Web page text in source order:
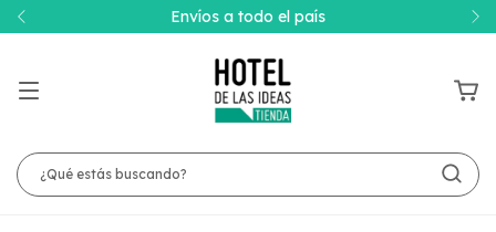
Envíos a todo el país